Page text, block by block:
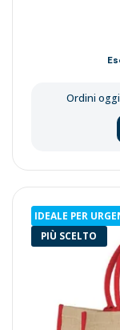
Ordini
IDEALE PER
PIÙ SCELTO